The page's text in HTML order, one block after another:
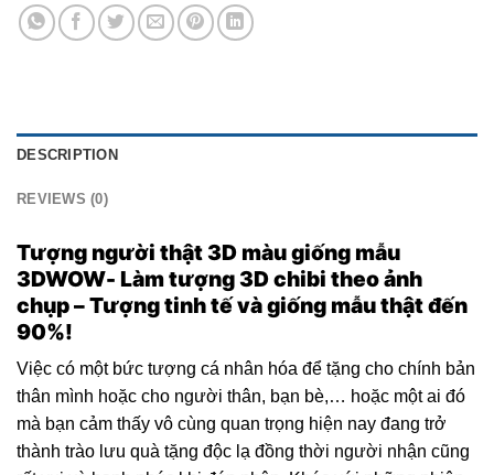
DESCRIPTION
REVIEWS (0)
Tượng người thật 3D màu giống mẫu
3DWOW- Làm tượng 3D chibi theo ảnh
chụp – Tượng tinh tế và giống mẫu thật đến
90%!
Việc có một bức tượng cá nhân hóa để tặng cho chính bản
thân mình hoặc cho người thân, bạn bè,… hoặc một ai đó
mà bạn cảm thấy vô cùng quan trọng hiện nay đang trở
thành trào lưu quà tặng độc lạ đồng thời người nhận cũng